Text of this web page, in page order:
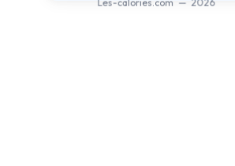
Les-calories.com — 2026